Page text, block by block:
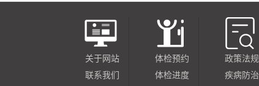
关于网站
联系我们
体检预约
体检进度
政策法规
疾病防治